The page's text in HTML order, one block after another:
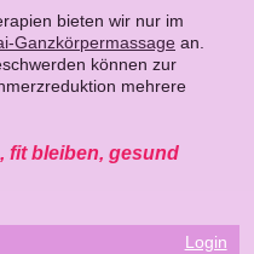
bieten wir nur im
Ganzkörpermassage an.
können zur
mehrere
fit bleiben, gesund
Login